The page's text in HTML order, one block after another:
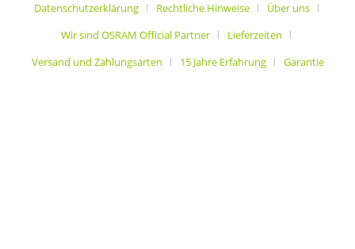
Datenschutzerklärung
Rechtliche Hinweise
Über uns
Wir sind OSRAM Official Partner
Lieferzeiten
Versand und Zahlungsarten
15 Jahre Erfahrung Garantie